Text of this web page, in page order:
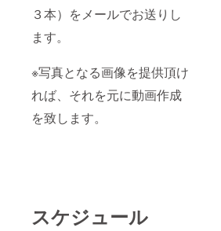
３本）をメールでお送りし
ます。
※写真となる画像を提供頂け
れば、それを元に動画作成
を致します。
スケジュール